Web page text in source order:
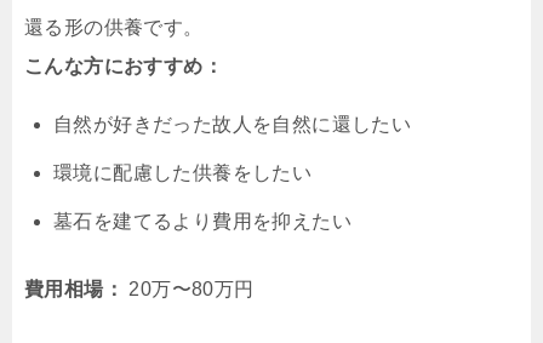
還る形の供養です。
こんな方におすすめ：
自然が好きだった故人を自然に還したい
環境に配慮した供養をしたい
墓石を建てるより費用を抑えたい
費用相場： 20万〜80万円